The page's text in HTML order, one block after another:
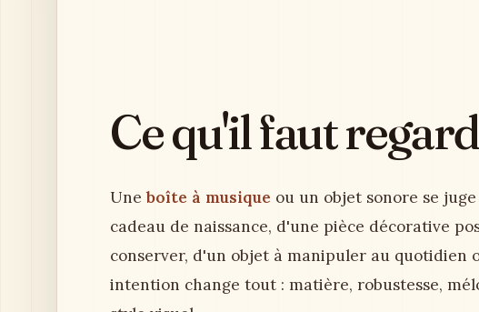
Ce qu'il faut
Uneboîte à musique ou un objet sonore se
cadeau de naissance, d'une pièce décorative
conserver, d'un objet à manipuler au quotidien
intention change tout : matière, robustesse,